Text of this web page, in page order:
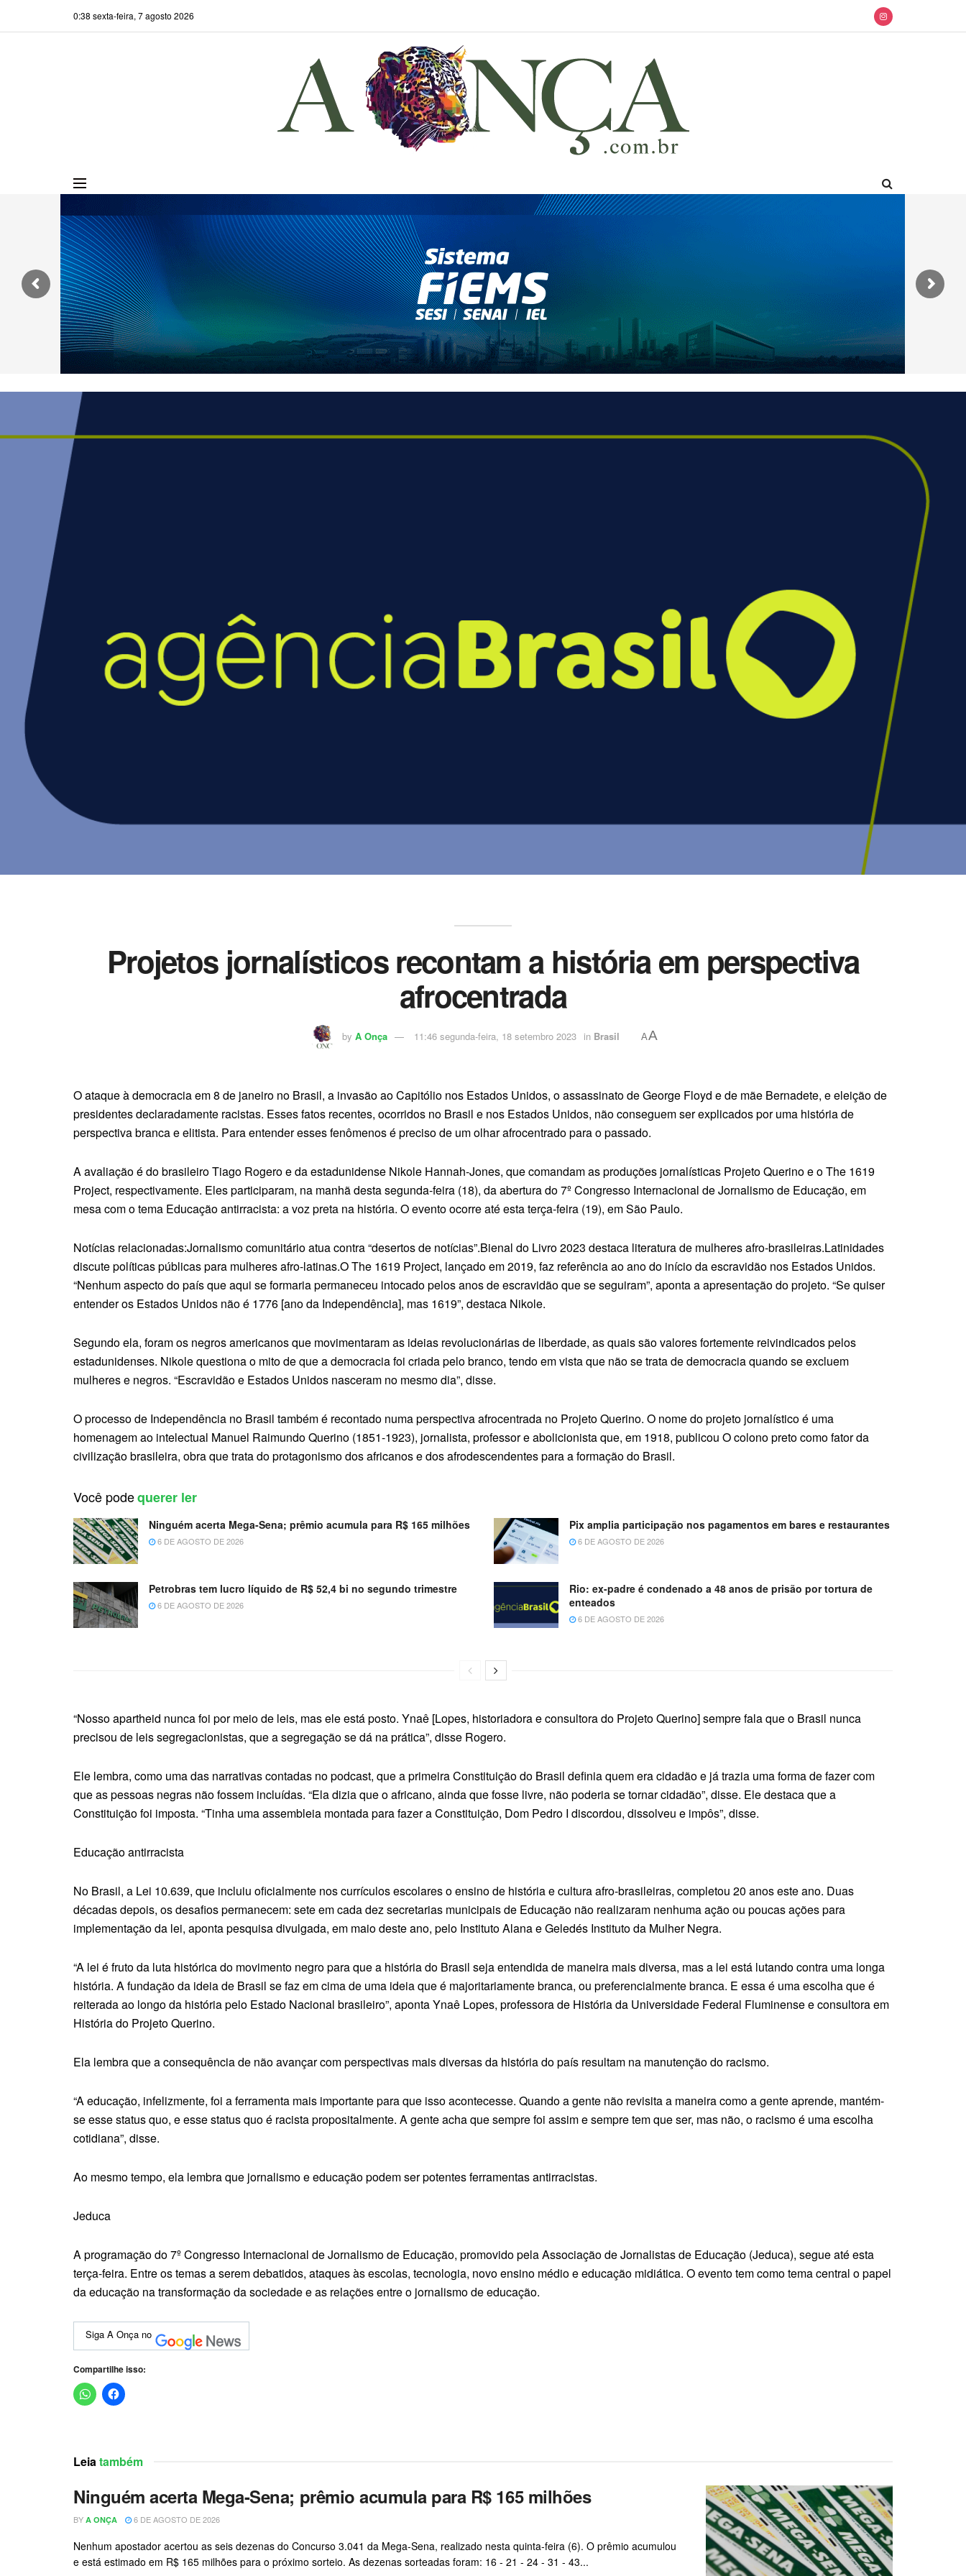
0:38 sexta-feira, 7 agosto 2026
Projetos jornalísticos recontam a história em perspectiva
afrocentrada
by A Onça 11:46 segunda-feira, 18 setembro 2023 in Brasil AA
O ataque à democracia em 8 de janeiro no Brasil, a invasão ao Capitólio nos Estados Unidos, o assassinato de George Floyd e de mãe Bernadete, e eleição de
presidentes declaradamente racistas. Esses fatos recentes, ocorridos no Brasil e nos Estados Unidos, não conseguem ser explicados por uma história de
perspectiva branca e elitista. Para entender esses fenômenos é preciso de um olhar afrocentrado para o passado.
A avaliação é do brasileiro Tiago Rogero e da estadunidense Nikole Hannah-Jones, que comandam as produções jornalísticas Projeto Querino e o The 1619
Project, respectivamente. Eles participaram, na manhã desta segunda-feira (18), da abertura do 7º Congresso Internacional de Jornalismo de Educação, em
mesa com o tema Educação antirracista: a voz preta na história. O evento ocorre até esta terça-feira (19), em São Paulo.
Notícias relacionadas:Jornalismo comunitário atua contra “desertos de notícias”.Bienal do Livro 2023 destaca literatura de mulheres afro-brasileiras.Latinidades
discute políticas públicas para mulheres afro-latinas.O The 1619 Project, lançado em 2019, faz referência ao ano do início da escravidão nos Estados Unidos.
“Nenhum aspecto do país que aqui se formaria permaneceu intocado pelos anos de escravidão que se seguiram”, aponta a apresentação do projeto. “Se quiser
entender os Estados Unidos não é 1776 [ano da Independência], mas 1619”, destaca Nikole.
Segundo ela, foram os negros americanos que movimentaram as ideias revolucionárias de liberdade, as quais são valores fortemente reivindicados pelos
estadunidenses. Nikole questiona o mito de que a democracia foi criada pelo branco, tendo em vista que não se trata de democracia quando se excluem
mulheres e negros. “Escravidão e Estados Unidos nasceram no mesmo dia”, disse.
O processo de Independência no Brasil também é recontado numa perspectiva afrocentrada no Projeto Querino. O nome do projeto jornalístico é uma
homenagem ao intelectual Manuel Raimundo Querino (1851-1923), jornalista, professor e abolicionista que, em 1918, publicou O colono preto como fator da
civilização brasileira, obra que trata do protagonismo dos africanos e dos afrodescendentes para a formação do Brasil.
Você podequerer ler
Ninguém acerta Mega-Sena; prêmio acumula para R$ 165 milhões
6 DE AGOSTO DE 2026
Pix amplia participação nos pagamentos em bares e restaurantes
6 DE AGOSTO DE 2026
Petrobras tem lucro líquido de R$ 52,4 bi no segundo trimestre
6 DE AGOSTO DE 2026
Rio: ex-padre é condenado a 48 anos de prisão por tortura de
enteados
6 DE AGOSTO DE 2026
“Nosso apartheid nunca foi por meio de leis, mas ele está posto. Ynaê [Lopes, historiadora e consultora do Projeto Querino] sempre fala que o Brasil nunca
precisou de leis segregacionistas, que a segregação se dá na prática”, disse Rogero.
Ele lembra, como uma das narrativas contadas no podcast, que a primeira Constituição do Brasil definia quem era cidadão e já trazia uma forma de fazer com
que as pessoas negras não fossem incluídas. “Ela dizia que o africano, ainda que fosse livre, não poderia se tornar cidadão”, disse. Ele destaca que a
Constituição foi imposta. “Tinha uma assembleia montada para fazer a Constituição, Dom Pedro I discordou, dissolveu e impôs”, disse.
Educação antirracista
No Brasil, a Lei 10.639, que incluiu oficialmente nos currículos escolares o ensino de história e cultura afro-brasileiras, completou 20 anos este ano. Duas
décadas depois, os desafios permanecem: sete em cada dez secretarias municipais de Educação não realizaram nenhuma ação ou poucas ações para
implementação da lei, aponta pesquisa divulgada, em maio deste ano, pelo Instituto Alana e Geledés Instituto da Mulher Negra.
“A lei é fruto da luta histórica do movimento negro para que a história do Brasil seja entendida de maneira mais diversa, mas a lei está lutando contra uma longa
história. A fundação da ideia de Brasil se faz em cima de uma ideia que é majoritariamente branca, ou preferencialmente branca. E essa é uma escolha que é
reiterada ao longo da história pelo Estado Nacional brasileiro”, aponta Ynaê Lopes, professora de História da Universidade Federal Fluminense e consultora em
História do Projeto Querino.
Ela lembra que a consequência de não avançar com perspectivas mais diversas da história do país resultam na manutenção do racismo.
“A educação, infelizmente, foi a ferramenta mais importante para que isso acontecesse. Quando a gente não revisita a maneira como a gente aprende, mantém-
se esse status quo, e esse status quo é racista propositalmente. A gente acha que sempre foi assim e sempre tem que ser, mas não, o racismo é uma escolha
cotidiana”, disse.
Ao mesmo tempo, ela lembra que jornalismo e educação podem ser potentes ferramentas antirracistas.
Jeduca
A programação do 7º Congresso Internacional de Jornalismo de Educação, promovido pela Associação de Jornalistas de Educação (Jeduca), segue até esta
terça-feira. Entre os temas a serem debatidos, ataques às escolas, tecnologia, novo ensino médio e educação midiática. O evento tem como tema central o papel
da educação na transformação da sociedade e as relações entre o jornalismo de educação.
Siga A Onça no
Compartilhe isso:
Leiatambém
Ninguém acerta Mega-Sena; prêmio acumula para R$ 165 milhões
BY A ONÇA 6 DE AGOSTO DE 2026
Nenhum apostador acertou as seis dezenas do Concurso 3.041 da Mega-Sena, realizado nesta quinta-feira (6). O prêmio acumulou
e está estimado em R$ 165 milhões para o próximo sorteio. As dezenas sorteadas foram: 16 - 21 - 24 - 31 - 43...